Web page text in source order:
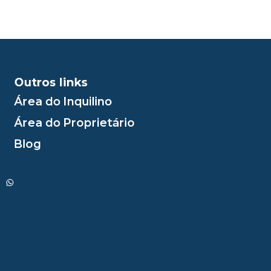
Outros links
Área do Inquilino
Área do Proprietário
Blog